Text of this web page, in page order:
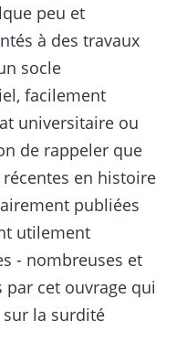
peu et
à des travaux
socle
facilement
universitaire ou
de rappeler que
en histoire
publiées
utilement
- nombreuses et
cet ouvrage qui
la surdité